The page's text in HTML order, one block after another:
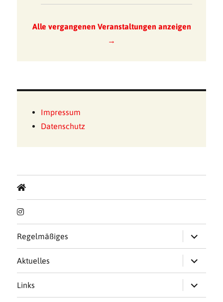
Alle vergangenen Veranstaltungen anzeigen
→
Impressum
Datenschutz
Regelmäßiges
öffnen
Aktuelles
öffnen
Links
öffnen